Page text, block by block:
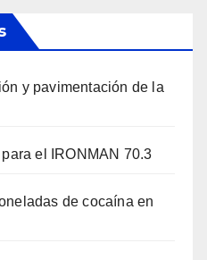
y pavimentación de la
el IRONMAN 70.3
de cocaína en